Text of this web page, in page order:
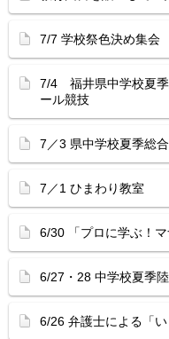
7/7 学校祭色決め集会
7/4 福井県中学校夏
ール競技
7／3 県中学校夏季総
7／1 ひまわり教室
6/30 「プロに学ぶ！マ
6/27・28 中学校夏季
6/26 弁護士による「い